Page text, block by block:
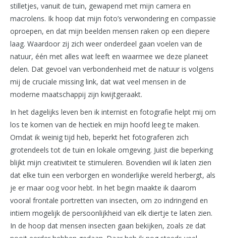
stilletjes, vanuit de tuin, gewapend met mijn camera en
macrolens. Ik hoop dat mijn foto’s verwondering en compassie
oproepen, en dat mijn beelden mensen raken op een diepere
laag. Waardoor zij zich weer onderdeel gaan voelen van de
natuur, één met alles wat leeft en waarmee we deze planeet
delen. Dat gevoel van verbondenheid met de natuur is volgens
mij de cruciale missing link, dat wat veel mensen in de
moderne maatschappij zijn kwijtgeraakt.
In het dagelijks leven ben ik internist en fotografie helpt mij om
los te komen van de hectiek en mijn hoofd leeg te maken.
Omdat ik weinig tijd heb, beperkt het fotograferen zich
grotendeels tot de tuin en lokale omgeving. Juist die beperking
blijkt mijn creativiteit te stimuleren. Bovendien wil ik laten zien
dat elke tuin een verborgen en wonderlijke wereld herbergt, als
je er maar oog voor hebt. In het begin maakte ik daarom
vooral frontale portretten van insecten, om zo indringend en
intiem mogelijk de persoonlijkheid van elk diertje te laten zien.
In de hoop dat mensen insecten gaan bekijken, zoals ze dat